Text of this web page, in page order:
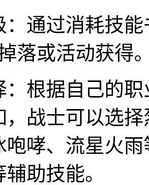
：通过消耗技
落或活动获得
：根据自己的
，战士可以选
咆哮、流星火
助技能。